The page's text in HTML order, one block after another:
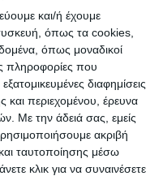
και/ή έχουμε
όπως τα cookies,
όπως μοναδικοί
πληροφορίες που
διαφημίσεις
και περιεχομένου, έρευνα
Με την άδειά σας, εμείς
ακριβή
ταυτοποίησης μέσω
κλικ για να συναινέσετε
ώστε να
και εύκολη